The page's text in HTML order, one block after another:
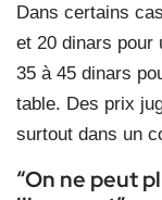
Dans certains
et 20 dinars pour
35 à 45 dinars
table. Des prix
surtout dans un
“On ne peut